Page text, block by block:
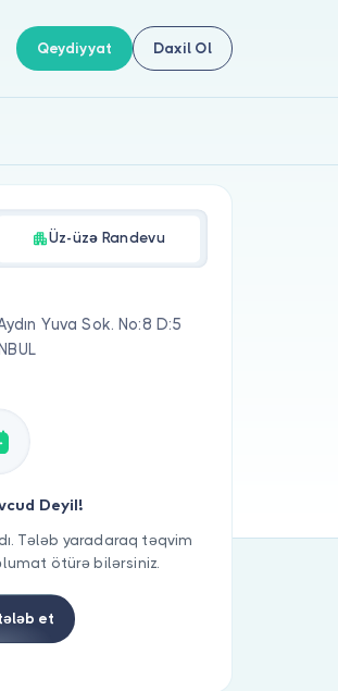
Qeydiyyat Daxil Ol
Üz-üzə Randevu
Yuva Sok. No:8 D:5
Deyil!
Tələb yaradaraq təqvim
ötürə bilərsiniz.
et